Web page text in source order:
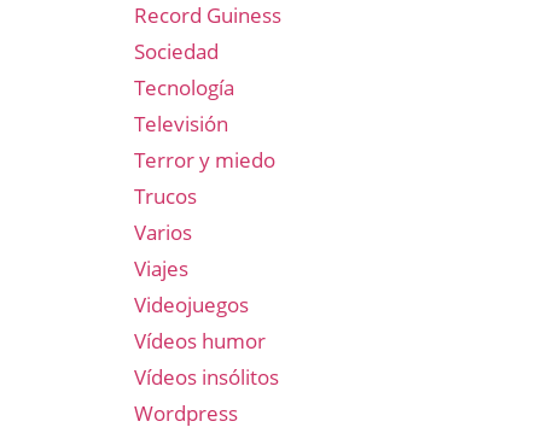
Record Guiness
Sociedad
Tecnología
Televisión
Terror y miedo
Trucos
Varios
Viajes
Videojuegos
Vídeos humor
Vídeos insólitos
Wordpress